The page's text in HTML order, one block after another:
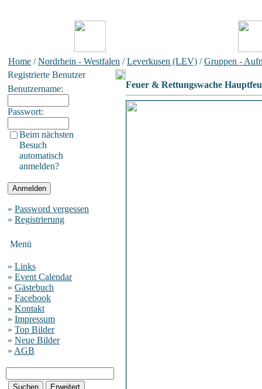
Home /Nordrhein - Westfalen /Leverkusen (LEV) /Gruppen -
Registrierte Benutzer
Benutzername:
Passwort:
Beim nächsten
Besuch
automatisch
anmelden?
» Password vergessen
» Registrierung
Menü
» Links
» Event Calendar
» Gästebuch
» Facebook
» Kontakt
» Impressum
» Top Bilder
» Neue Bilder
» AGB
Feuer & Rettungswache